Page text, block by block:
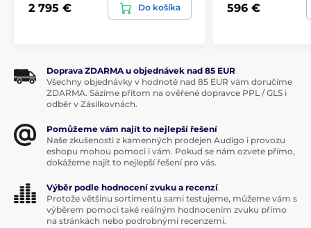
2 795 € Do košíka 596 €
Doprava ZDARMA u objednávek nad 85 EUR
Všechny objednávky v hodnotě nad 85 EUR vám doručíme
ZDARMA. Sázíme přitom na ověřené dopravce PPL / GLS i
odběr v Zásilkovnách.
Pomůžeme vám najít to nejlepší řešení
Naše zkušenosti z kamenných prodejen Audigo i provozu
eshopu mohou pomoci i vám. Pokud se nám ozvete přímo,
dokážeme najít to nejlepší řešení pro vás.
Výběr podle hodnocení zvuku a recenzí
Protože většinu sortimentu sami testujeme, můžeme vám s
výběrem pomoci také reálným hodnocením zvuku přímo
na stránkách nebo podrobnými recenzemi.